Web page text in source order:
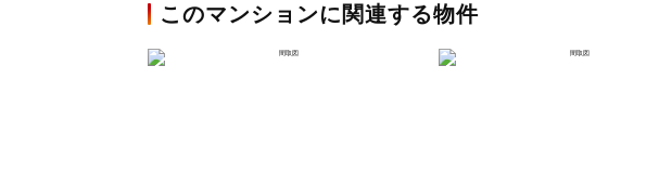
このマンションに関連する物件